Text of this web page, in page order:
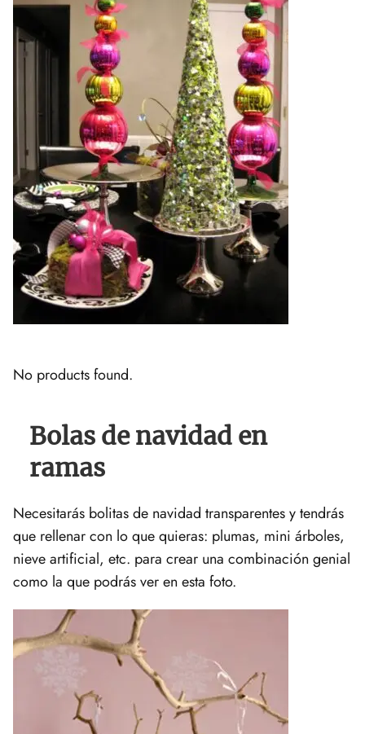
No products found.
Bolas de navidad en
ramas
Necesitarás bolitas de navidad transparentes y tendrás
que rellenar con lo que quieras: plumas, mini árboles,
nieve artificial, etc. para crear una combinación genial
como la que podrás ver en esta foto.